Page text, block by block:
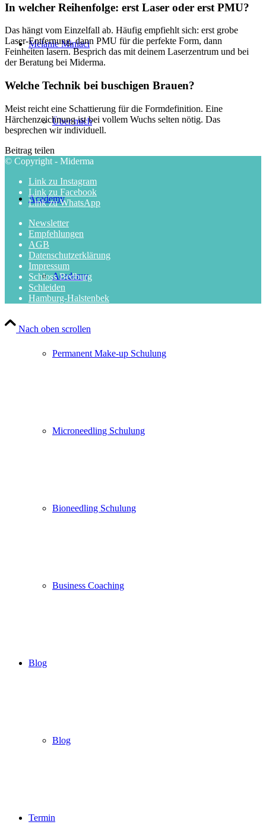
Melanie Miniaci
Über mich
Academy
Academy
Permanent Make-up Schulung
Microneedling Schulung
Bioneedling Schulung
Business Coaching
Blog
Blog
Termin
In welcher Reihenfolge: erst Laser oder erst PMU?
Das hängt vom Einzelfall ab. Häufig empfiehlt sich: erst grobe
Laser-Entfernung, dann PMU für die perfekte Form, dann
Feinheiten lasern. Besprich das mit deinem Laserzentrum und bei
der Beratung bei Miderma.
Welche Technik bei buschigen Brauen?
Meist reicht eine Schattierung für die Formdefinition. Eine
Härchenzeichnung ist bei vollem Wuchs selten nötig. Das
besprechen wir individuell.
Beitrag teilen
© Copyright - Miderma
Link zu Instagram
Link zu Facebook
Link zu WhatsApp
Newsletter
Empfehlungen
AGB
Datenschutzerklärung
Impressum
Schloss Bedburg
Schleiden
Hamburg-Halstenbek
Nach oben scrollen